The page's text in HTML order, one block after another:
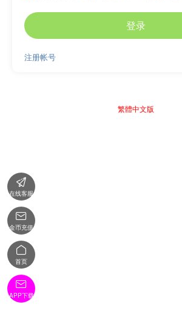
登录
注册帐号
繁體中文版

在线客服

金币充值

首页

APP下载